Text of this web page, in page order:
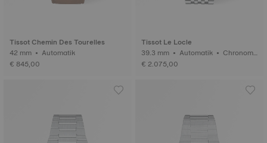
Tissot Chemin Des Tourelles
42 mm • Automatik
€ 845,00
Tissot Le Locle
39.3 mm • Automatik • Chronome
€ 2.075,00